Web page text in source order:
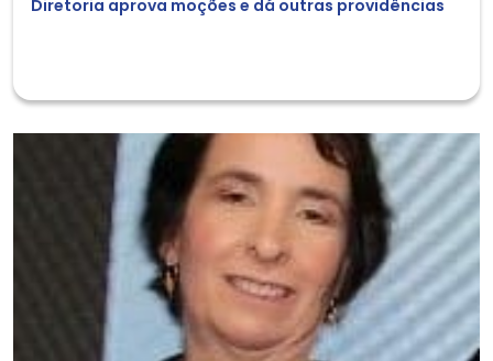
Diretoria aprova moções e dá outras providências